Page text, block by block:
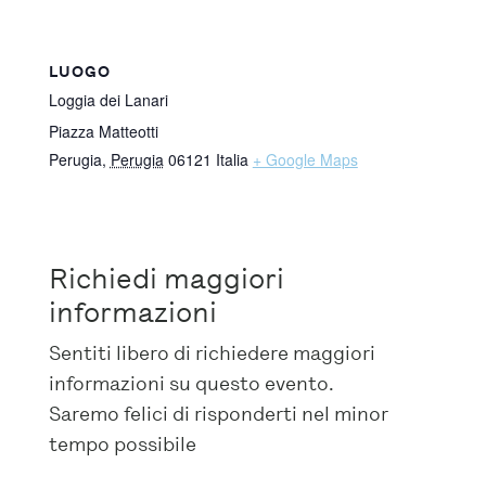
LUOGO
Loggia dei Lanari
Piazza Matteotti
Perugia, Perugia 06121 Italia + Google Maps
Richiedi maggiori
informazioni
Sentiti libero di richiedere maggiori
informazioni su questo evento.
Saremo felici di risponderti nel minor
tempo possibile